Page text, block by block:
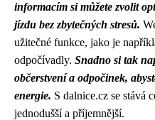
informacím si můžete zvolit
jízdu bez zbytečných stresů.
užitečné funkce, jako je
odpočívadly. Snadno si tak
občerstvení a odpočinek,
energie. S dalnice.cz se stává
jednodušší a příjemnější.